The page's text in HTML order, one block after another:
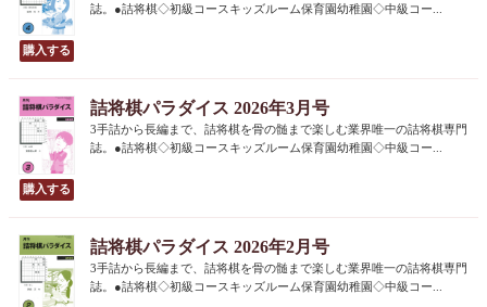
誌。●詰将棋◇初級コースキッズルーム保育園幼稚園◇中級コー...
詰将棋パラダイス 2026年3月号
3手詰から長編まで、詰将棋を骨の髄まで楽しむ業界唯一の詰将棋専門
誌。●詰将棋◇初級コースキッズルーム保育園幼稚園◇中級コー...
詰将棋パラダイス 2026年2月号
3手詰から長編まで、詰将棋を骨の髄まで楽しむ業界唯一の詰将棋専門
誌。●詰将棋◇初級コースキッズルーム保育園幼稚園◇中級コー...